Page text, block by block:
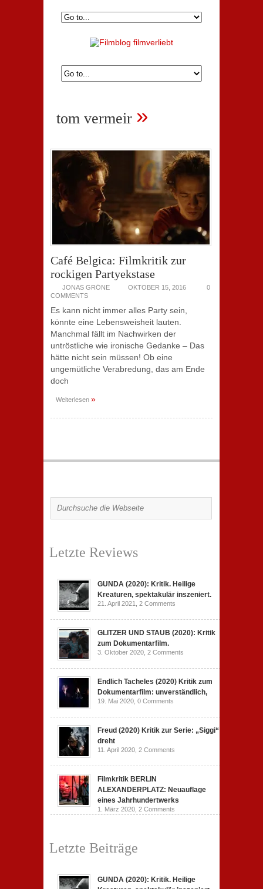
tom vermeir »
Café Belgica: Filmkritik zur
rockigen Partyekstase
JONAS GRÖNE OKTOBER 15, 2016
0
COMMENTS
Es kann nicht immer alles Party sein,
könnte eine Lebensweisheit lauten.
Manchmal fällt im Nachwirken der
untröstliche wie ironische Gedanke – Das
hätte nicht sein müssen! Ob eine
ungemütliche Verabredung, das am Ende
doch
Weiterlesen »
Letzte Reviews
GUNDA (2020): Kritik. Heilige
Kreaturen, spektakulär inszeniert.
21. April 2021, 2 Comments
GLITZER UND STAUB (2020): Kritik
zum Dokumentarfilm.
3. Oktober 2020, 2 Comments
Endlich Tacheles (2020) Kritik zum
Dokumentarfilm: unverständlich,
19. Mai 2020, 0 Comments
Freud (2020) Kritik zur Serie: „Siggi“
dreht
11. April 2020, 2 Comments
Filmkritik BERLIN
ALEXANDERPLATZ: Neuauflage
eines Jahrhundertwerks
1. März 2020, 2 Comments
Letzte Beiträge
GUNDA (2020): Kritik. Heilige